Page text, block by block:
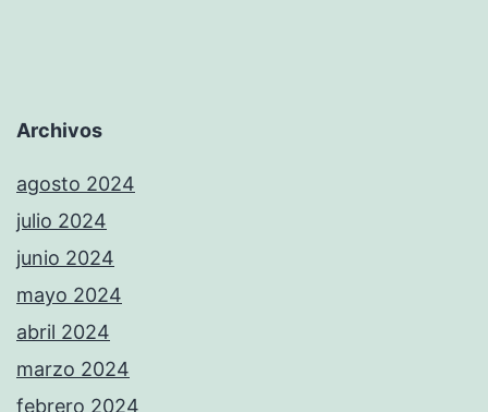
Archivos
agosto 2024
julio 2024
junio 2024
mayo 2024
abril 2024
marzo 2024
febrero 2024